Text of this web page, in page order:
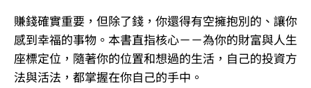
賺錢確實重要，但除了錢，你還得有空擁抱別的、讓你
感到幸福的事物。本書直指核心－－為你的財富與人生
座標定位，隨著你的位置和想過的生活，自己的投資方
法與活法，都掌握在你自己的手中。